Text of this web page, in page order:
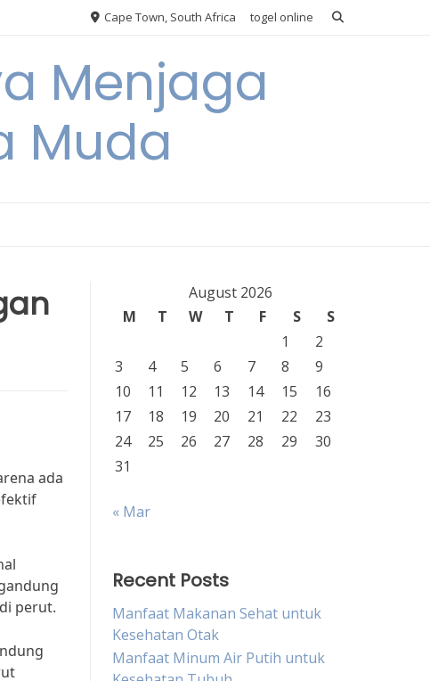
Cape Town, South Africa togel online
Menjaga
Muda
ada
perut.
August 2026
M
T W T F S
S
1
2
3
4 5 6 7 8
9
10
11 12 13 14 15
16
17
18 19 20 21 22
23
24
25 26 27 28 29
30
31
« Mar
Recent Posts
Manfaat Makanan Sehat untuk
Kesehatan Otak
Manfaat Minum Air Putih untuk